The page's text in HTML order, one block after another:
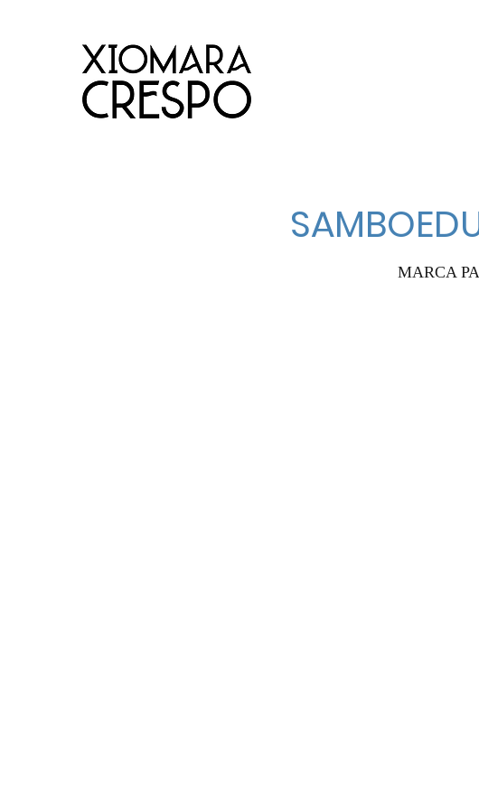
MARCA